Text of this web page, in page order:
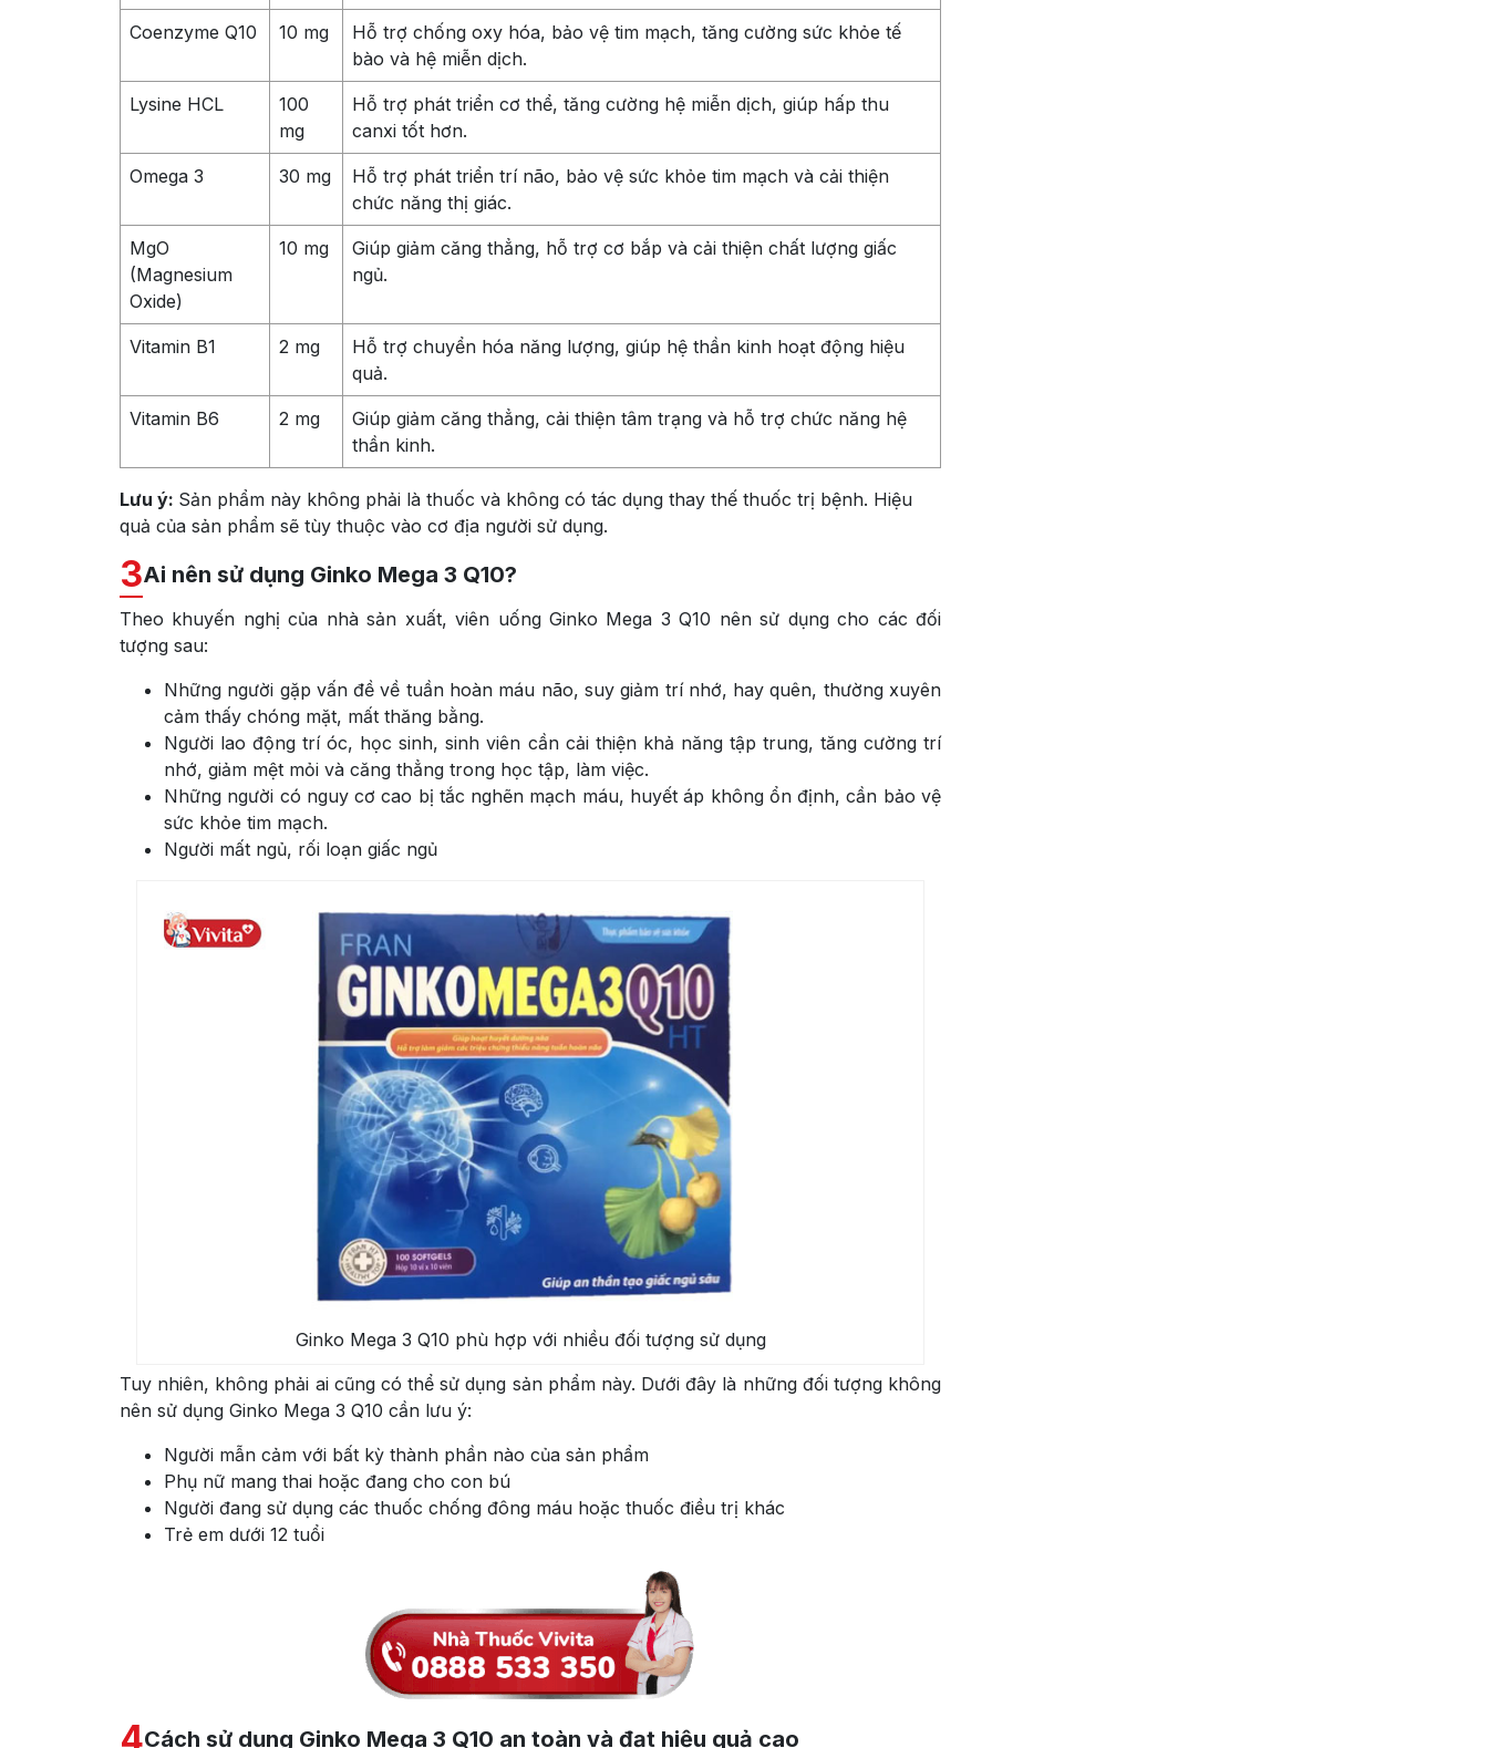
Coenzyme Q10 10 mg
Hỗ trợ chống oxy hóa, bảo vệ tim mạch, tăng cường sức khỏe tế
bào và hệ miễn dịch.
Lysine HCL
100
mg
Hỗ trợ phát triển cơ thể, tăng cường hệ miễn dịch, giúp hấp thu
canxi tốt hơn.
Omega 3 30 mg
Hỗ trợ phát triển trí não, bảo vệ sức khỏe tim mạch và cải thiện
chức năng thị giác.
MgO
(Magnesium
Oxide)
10 mg
Giúp giảm căng thẳng, hỗ trợ cơ bắp và cải thiện chất lượng giấc
ngủ.
Vitamin B1 2 mg
Hỗ trợ chuyển hóa năng lượng, giúp hệ thần kinh hoạt động hiệu
quả.
Vitamin B6 2 mg
Giúp giảm căng thẳng, cải thiện tâm trạng và hỗ trợ chức năng hệ
thần kinh.
Lưu ý: Sản phẩm này không phải là thuốc và không có tác dụng thay thế thuốc trị bệnh. Hiệu
quả của sản phẩm sẽ tùy thuộc vào cơ địa người sử dụng.
3Ai nên sử dụng Ginko Mega 3 Q10?
Theo khuyến nghị của nhà sản xuất, viên uống Ginko Mega 3 Q10 nên sử dụng cho các đối
tượng sau:
Những người gặp vấn đề về tuần hoàn máu não, suy giảm trí nhớ, hay quên, thường xuyên
cảm thấy chóng mặt, mất thăng bằng.
Người lao động trí óc, học sinh, sinh viên cần cải thiện khả năng tập trung, tăng cường trí
nhớ, giảm mệt mỏi và căng thẳng trong học tập, làm việc.
Những người có nguy cơ cao bị tắc nghẽn mạch máu, huyết áp không ổn định, cần bảo vệ
sức khỏe tim mạch.
Người mất ngủ, rối loạn giấc ngủ
Ginko Mega 3 Q10 phù hợp với nhiều đối tượng sử dụng
Tuy nhiên, không phải ai cũng có thể sử dụng sản phẩm này. Dưới đây là những đối tượng không
nên sử dụng Ginko Mega 3 Q10 cần lưu ý:
Người mẫn cảm với bất kỳ thành phần nào của sản phẩm
Phụ nữ mang thai hoặc đang cho con bú
Người đang sử dụng các thuốc chống đông máu hoặc thuốc điều trị khác
Trẻ em dưới 12 tuổi
4Cách sử dụng Ginko Mega 3 Q10 an toàn và đạt hiệu quả cao